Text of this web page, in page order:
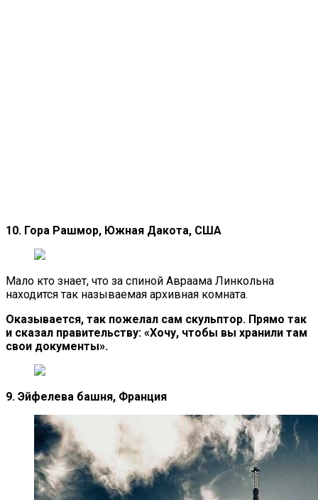
10. Гора Рашмор, Южная Дакота, США
Мало кто знает, что за спиной Авраама Линкольна
находится так называемая архивная комната.
Оказывается, так пожелал сам скульптор. Прямо так
и сказал правительству: «Хочу, чтобы вы хранили там
свои документы».
9. Эйфелева башня, Франция